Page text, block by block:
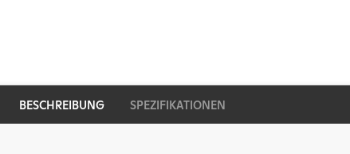
BESCHREIBUNG SPEZIFIKATIONEN